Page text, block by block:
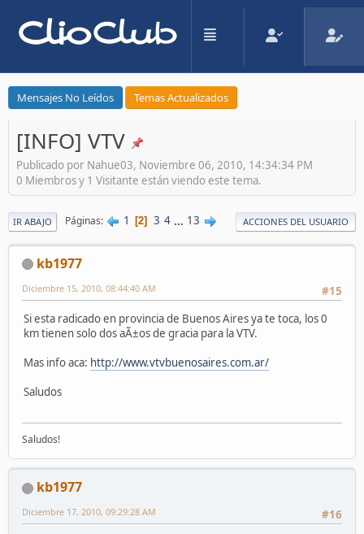
Mensajes No Leídos Temas Actualizados
[INFO] VTV
Publicado por Nahue03, Noviembre 06, 2010, 14:34:34 PM
0 Miembros y 1 Visitante están viendo este tema.
IR ABAJO Páginas 1 2 3 4 ... 13 ACCIONES DEL USUARIO
kb1977
#15
Diciembre 15, 2010, 08:44:40 AM
Si esta radicado en provincia de Buenos Aires ya te toca, los 0
km tienen solo dos aÃ±os de gracia para la VTV.
Mas info aca: http://www.vtvbuenosaires.com.ar/
Saludos
Saludos!
kb1977
#16
Diciembre 17, 2010, 09:29:28 AM